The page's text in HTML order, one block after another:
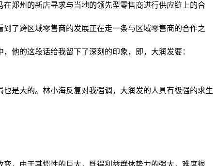
郑州的新店寻求与当地的领先型零售商进行供应链上的合
了跨区域零售商的发展正在走一条与区域零售商的合作之
他的这段话给我留下了深刻的印象，即，大润发要：
是大的。林小海反复对我强调，大润发的人具有极强的求生
，由于其惯性的巨大，既得利益群体势力的强大，难度很